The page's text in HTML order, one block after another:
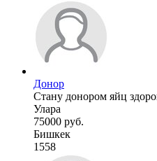
Донор
Стану донором яйц
Улара
75000 руб.
Бишкек
1558